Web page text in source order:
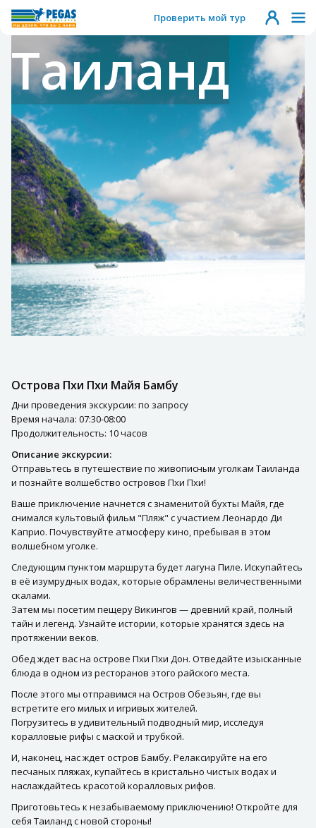
Проверить мой тур
Таиланд
Острова Пхи Пхи Майя Бамбу
Дни проведения экскурсии: по запросу
Время начала: 07:30-08:00
Продолжительность: 10 часов
Описание экскурсии:
Отправьтесь в путешествие по живописным уголкам Таиланда
и познайте волшебство островов Пхи Пхи!
Ваше приключение начнется с знаменитой бухты Майя, где
снимался культовый фильм "Пляж" с участием Леонардо Ди
Каприо. Почувствуйте атмосферу кино, пребывая в этом
волшебном уголке.
Следующим пунктом маршрута будет лагуна Пиле. Искупайтесь
в её изумрудных водах, которые обрамлены величественными
скалами.
Затем мы посетим пещеру Викингов — древний край, полный
тайн и легенд. Узнайте истории, которые хранятся здесь на
протяжении веков.
Обед ждет вас на острове Пхи Пхи Дон. Отведайте изысканные
блюда в одном из ресторанов этого райского места.
После этого мы отправимся на Остров Обезьян, где вы
встретите его милых и игривых жителей.
Погрузитесь в удивительный подводный мир, исследуя
коралловые рифы с маской и трубкой.
И, наконец, нас ждет остров Бамбу. Релаксируйте на его
песчаных пляжах, купайтесь в кристально чистых водах и
наслаждайтесь красотой коралловых рифов.
Приготовьтесь к незабываемому приключению! Откройте для
себя Таиланд с новой стороны!